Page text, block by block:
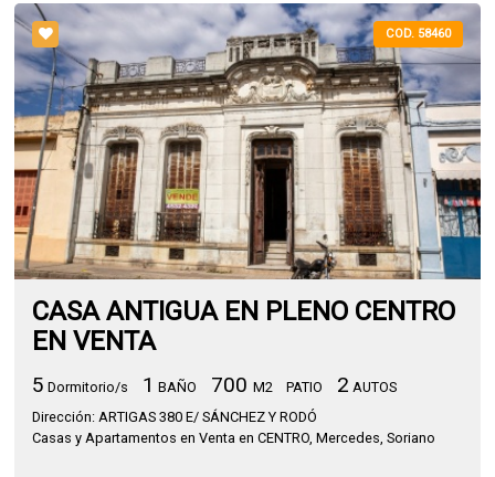
COD. 58460
CASA ANTIGUA EN PLENO CENTRO
EN VENTA
5 Dormitorio/s 1 BAÑO 700 M2 PATIO 2 AUTOS
Dirección: ARTIGAS 380 E/ SÁNCHEZ Y RODÓ
Casas y Apartamentos en Venta en CENTRO, Mercedes, Soriano